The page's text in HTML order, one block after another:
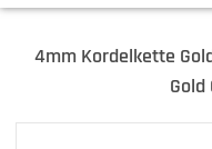
4mm Kordelkette